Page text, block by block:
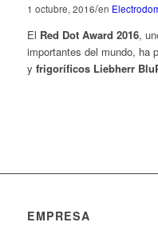
1 octubre, 2016/en
El Red Dot Award 2016,
importantes del mundo, ha
y frigoríficos Liebherr
EMPRESA